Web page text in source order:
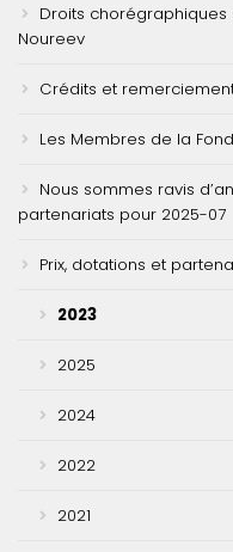
Droits
Noureev
Crédits et
Les Membres de la
Nous sommes ravis
partenariats pour 2025-07
Prix, dotations et
2023
2025
2024
2022
2021